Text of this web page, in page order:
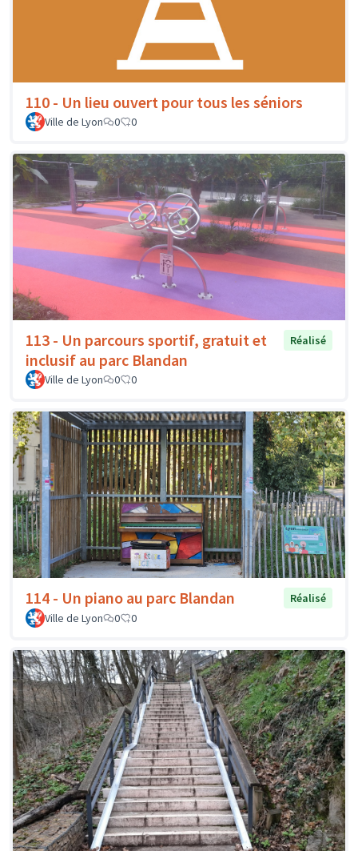
110 - Un lieu ouvert pour tous les séniors
Ville de Lyon 0 0
113 - Un parcours sportif, gratuit et
inclusif au parc Blandan
Réalisé
Ville de Lyon 0 0
114 - Un piano au parc Blandan
Réalisé
Ville de Lyon
0 0